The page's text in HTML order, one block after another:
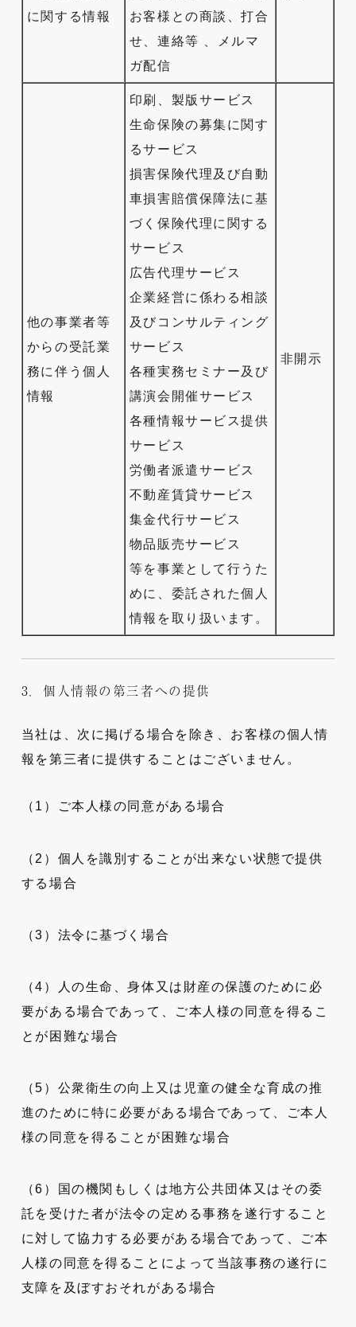
に関する情報
お客様との商談、打合
せ、連絡等 、メルマ
ガ配信
他の事業者等
からの受託業
務に伴う個人
情報
印刷、製版サービス
生命保険の募集に関す
るサービス
損害保険代理及び自動
車損害賠償保障法に基
づく保険代理に関する
サービス
広告代理サービス
企業経営に係わる相談
及びコンサルティング
サービス
各種実務セミナー及び
講演会開催サービス
各種情報サービス提供
サービス
労働者派遣サービス
不動産賃貸サービス
集金代行サービス
物品販売サービス
等を事業として行うた
めに、委託された個人
情報を取り扱います。
非開示
3．個人情報の第三者への提供
当社は、次に掲げる場合を除き、お客様の個人情
報を第三者に提供することはございません。
（1）ご本人様の同意がある場合
（2）個人を識別することが出来ない状態で提供
する場合
（3）法令に基づく場合
（4）人の生命、身体又は財産の保護のために必
要がある場合であって、ご本人様の同意を得るこ
とが困難な場合
（5）公衆衛生の向上又は児童の健全な育成の推
進のために特に必要がある場合であって、ご本人
様の同意を得ることが困難な場合
（6）国の機関もしくは地方公共団体又はその委
託を受けた者が法令の定める事務を遂行すること
に対して協力する必要がある場合であって、ご本
人様の同意を得ることによって当該事務の遂行に
支障を及ぼすおそれがある場合